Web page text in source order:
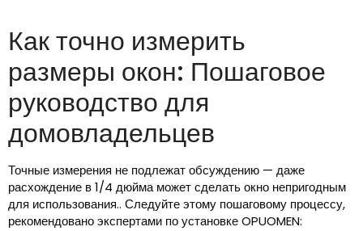
Как точно измерить
размеры окон: Пошаговое
руководство для
домовладельцев
Точные измерения не подлежат обсуждению — даже
расхождение в 1/4 дюйма может сделать окно непригодным
для использования.. Следуйте этому пошаговому процессу,
рекомендовано экспертами по установке OPUOMEN: